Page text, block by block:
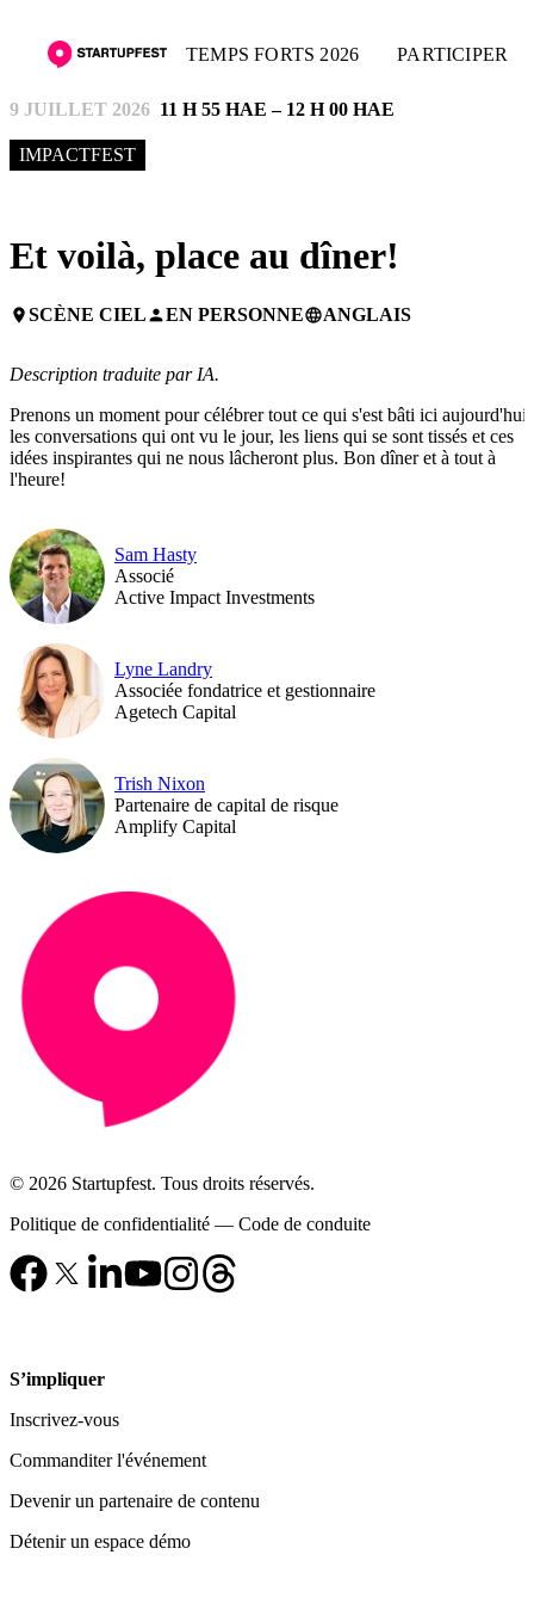
TEMPS FORTS 2026 PARTICIPER
9 JUILLET 2026 11 H 55 HAE – 12 H 00 HAE
IMPACTFEST
Et voilà, place au dîner!
placeSCÈNE CIELpersonEN PERSONNElanguageANGLAIS
Description traduite par IA.
Prenons un moment pour célébrer tout ce qui s'est bâti ici aujourd'hui,
les conversations qui ont vu le jour, les liens qui se sont tissés et ces
idées inspirantes qui ne nous lâcheront plus. Bon dîner et à tout à
l'heure!
Sam Hasty
Associé
Active Impact Investments
Lyne Landry
Associée fondatrice et gestionnaire
Agetech Capital
Trish Nixon
Partenaire de capital de risque
Amplify Capital
© 2026 Startupfest. Tous droits réservés.
Politique de confidentialité — Code de conduite
S’impliquer
Inscrivez-vous
Commanditer l'événement
Devenir un partenaire de contenu
Détenir un espace démo